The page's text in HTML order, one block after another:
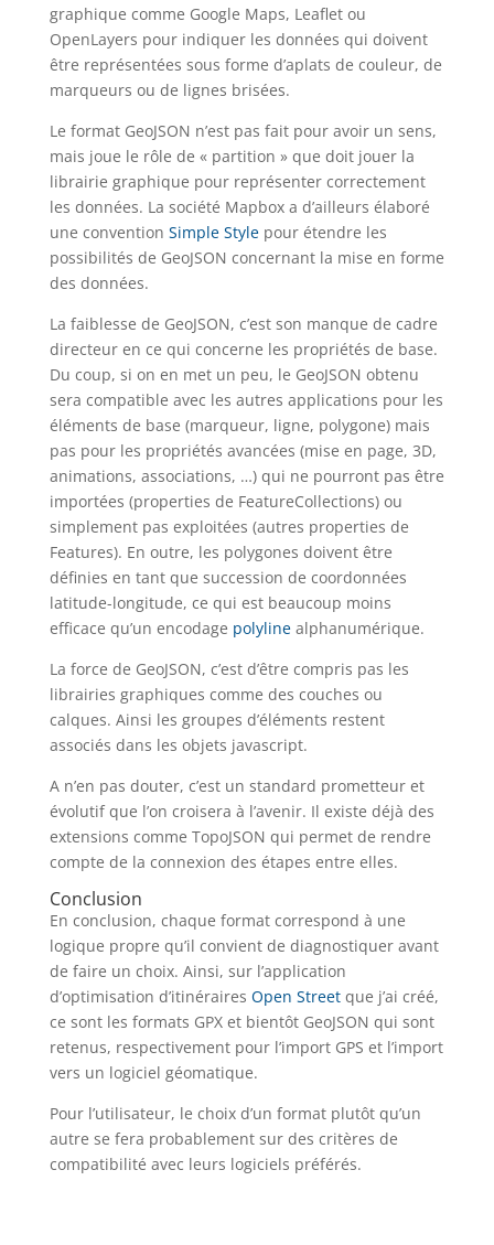
graphique comme Google Maps, Leaflet ou
OpenLayers pour indiquer les données qui doivent
être représentées sous forme d’aplats de couleur, de
marqueurs ou de lignes brisées.
Le format GeoJSON n’est pas fait pour avoir un sens,
mais joue le rôle de « partition » que doit jouer la
librairie graphique pour représenter correctement
les données. La société Mapbox a d’ailleurs élaboré
une convention Simple Stylepour étendre les
possibilités de GeoJSON concernant la mise en forme
des données.
La faiblesse de GeoJSON, c’est son manque de cadre
directeur en ce qui concerne les propriétés de base.
Du coup, si on en met un peu, le GeoJSON obtenu
sera compatible avec les autres applications pour les
éléments de base (marqueur, ligne, polygone) mais
pas pour les propriétés avancées (mise en page, 3D,
animations, associations, …) qui ne pourront pas être
importées (properties de FeatureCollections) ou
simplement pas exploitées (autres properties de
Features). En outre, les polygones doivent être
définies en tant que succession de coordonnées
latitude-longitude, ce qui est beaucoup moins
efficace qu’un encodage polylinealphanumérique.
La force de GeoJSON, c’est d’être compris pas les
librairies graphiques comme des couches ou
calques. Ainsi les groupes d’éléments restent
associés dans les objets javascript.
A n’en pas douter, c’est un standard prometteur et
évolutif que l’on croisera à l’avenir. Il existe déjà des
extensions comme TopoJSON qui permet de rendre
compte de la connexion des étapes entre elles.
Conclusion
En conclusion, chaque format correspond à une
logique propre qu’il convient de diagnostiquer avant
de faire un choix. Ainsi, sur l’application
d’optimisation d’itinéraires Open Streetque j’ai créé,
ce sont les formats GPX et bientôt GeoJSON qui sont
retenus, respectivement pour l’import GPS et l’import
vers un logiciel géomatique.
Pour l’utilisateur, le choix d’un format plutôt qu’un
autre se fera probablement sur des critères de
compatibilité avec leurs logiciels préférés.